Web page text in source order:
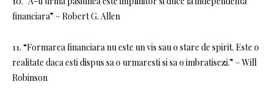
financiara” – Robert G. Allen
11. “Formarea financiara nu este un vis sau o stare de spirit. Este o
realitate daca esti dispus sa o urmaresti si sa o imbratisezi.” – Will
Robinson